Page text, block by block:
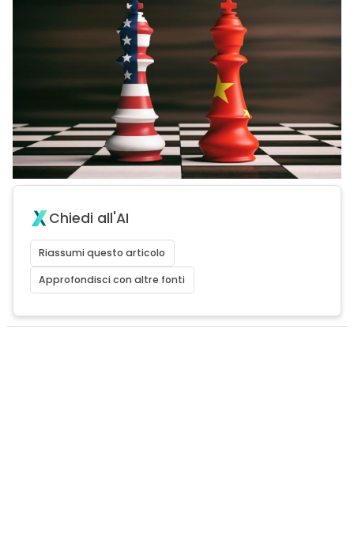
Chiedi all'AI
Riassumi questo articolo
Approfondisci con altre fonti